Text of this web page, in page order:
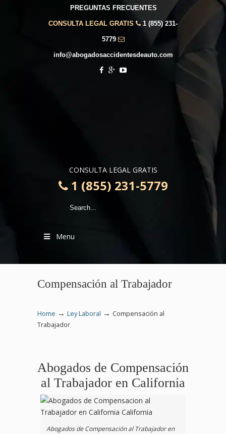
PREGUNTAS FRECUENTES
CONSULTA LEGAL GRATIS 1 (855) 231-
5779
info@abogadosaccidentesdeauto.com
CONSULTA LEGAL GRATIS
1 (855) 231-5779
Menu
Compensación al Trabajador
Home → Ley Laboral → Compensación al
Trabajador
Abogados de Compensación
al Trabajador en California
Abogados de Compensación al Trabajador en